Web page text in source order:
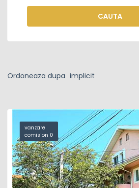
Ordoneaza dupa
vanzare
comision 0